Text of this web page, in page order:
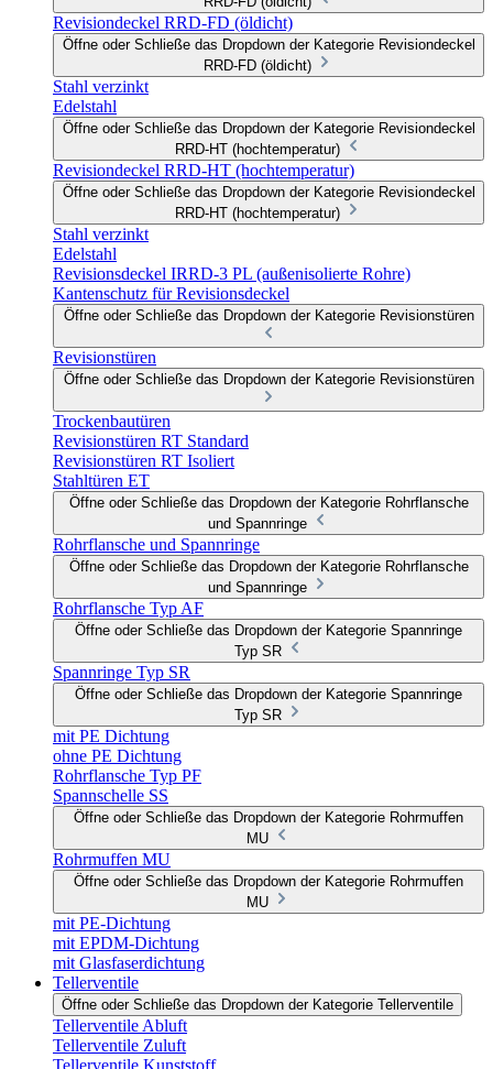
Revisiondeckel RRD-FD (öldicht)
Öffne oder Schließe das Dropdown der Kategorie Revisiondeckel
RRD-FD (öldicht)
Stahl verzinkt
Edelstahl
Öffne oder Schließe das Dropdown der Kategorie Revisiondeckel
RRD-HT (hochtemperatur)
Revisiondeckel RRD-HT (hochtemperatur)
Öffne oder Schließe das Dropdown der Kategorie Revisiondeckel
RRD-HT (hochtemperatur)
Stahl verzinkt
Edelstahl
Revisionsdeckel IRRD-3 PL (außenisolierte Rohre)
Kantenschutz für Revisionsdeckel
Öffne oder Schließe das Dropdown der Kategorie Revisionstüren
Revisionstüren
Öffne oder Schließe das Dropdown der Kategorie Revisionstüren
Trockenbautüren
Revisionstüren RT Standard
Revisionstüren RT Isoliert
Stahltüren ET
Öffne oder Schließe das Dropdown der Kategorie Rohrflansche
und Spannringe
Rohrflansche und Spannringe
Öffne oder Schließe das Dropdown der Kategorie Rohrflansche
und Spannringe
Rohrflansche Typ AF
Öffne oder Schließe das Dropdown der Kategorie Spannringe
Typ SR
Spannringe Typ SR
Öffne oder Schließe das Dropdown der Kategorie Spannringe
Typ SR
mit PE Dichtung
ohne PE Dichtung
Rohrflansche Typ PF
Spannschelle SS
Öffne oder Schließe das Dropdown der Kategorie Rohrmuffen
MU
Rohrmuffen MU
Öffne oder Schließe das Dropdown der Kategorie Rohrmuffen
MU
mit PE-Dichtung
mit EPDM-Dichtung
mit Glasfaserdichtung
Tellerventile
Öffne oder Schließe das Dropdown der Kategorie Tellerventile
Tellerventile Abluft
Tellerventile Zuluft
Tellerventile Kunststoff